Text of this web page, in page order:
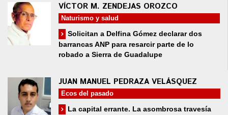
VÍCTOR M. ZENDEJAS OROZCO
Naturismo y salud
Solicitan a Delfina Gómez declarar dos
barrancas ANP para resarcir parte de lo
robado a Sierra de Guadalupe
JUAN MANUEL PEDRAZA VELÁSQUEZ
Ecos del pasado
La capital errante. La asombrosa travesía